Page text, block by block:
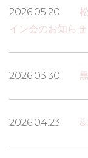
2026.05.20
イン会のお知らせ
2026.03.30
2026.04.23